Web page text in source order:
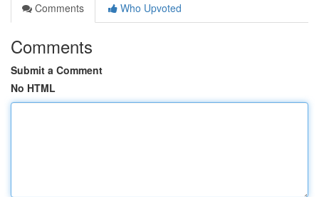
Comments
Who Upvoted
Comments
Submit a Comment
No HTML